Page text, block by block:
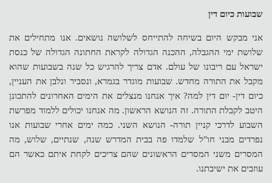
שבועות כיום דין
אני מבקש היום בשיחה להתייחס לשלושה נושאים. אנו מתחילים את
שלושת ימי ההגבלה, ההכנה הגדולה לקראת החתונה הגדולה של כנסת
ישראל עם ריבונו של עולם. אדם צריך להרגיש כל שנה בשבועות שהוא
מקבל את התורה מחדש. שבועות מוגדר בגמרא, ונסביר ונלבן את העניין,
כיום דין- יום דין למה? איך אנחנו מנצלים את הימים האחרונים להתכונן
היטב לקבלת התורה. זה הנושא הראשון. מה אנחנו יכולים ללמוד מפרשת
השבוע לדרכי קניין תורה- הנושא השני. כמה ימים אחרי שבועות אנו
נפרדים מבני חו"ל שלמדו פה בבית המדרש שנה, שנתיים, שלוש, מה
המסרים משני המסרים הראשונים שהם צריכים לקחת איתם כאשר הם
עוזבים את ישיבתנו.